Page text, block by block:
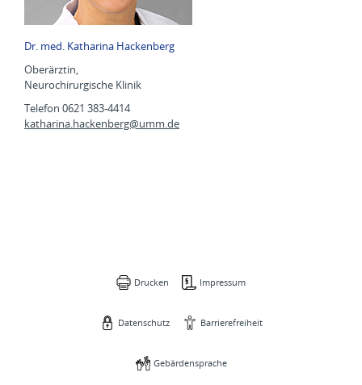
Dr. med. Katharina Hackenberg
Oberärztin,
Neurochirurgische Klinik
Telefon 0621 383-4414
katharina.hackenberg@umm.de
Drucken Impressum
Datenschutz Barrierefreiheit
Gebärdensprache